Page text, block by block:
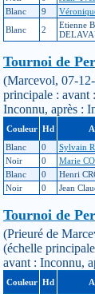
Blanc
9
Blanc
2
Etienne
Tournoi de
(Marcevol, 07-
principale : avant
Inconnu, après :
Couleur Hd
Blanc
0 Sylvain
Noir
0 Marie
Blanc
0 Henri
Noir
0 Jean
Tournoi de
(Prieuré de
(échelle
avant : Inconnu,
Couleur Hd